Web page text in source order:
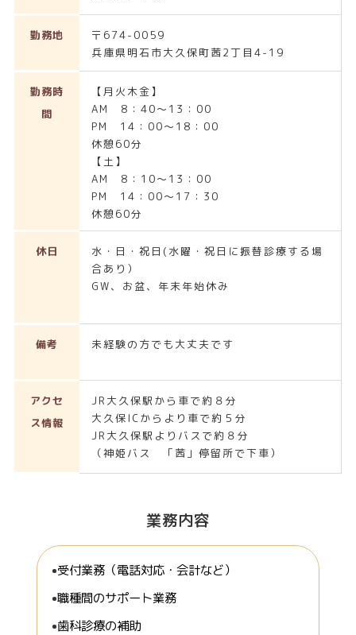
勤務地
〒674-0059
兵庫県明石市大久保町茜2丁目4-19
勤務時
間
【月火木金】
AM 8：40～13：00
PM 14：00～18：00
休憩60分
【土】
AM 8：10～13：00
PM 14：00～17：30
休憩60分
休日
水・日・祝日(水曜・祝日に振替診療する場
合あり）
GW、お盆、年末年始休み
備考 未経験の方でも大丈夫です
アクセ
ス情報
JR大久保駅から車で約８分
大久保ICからより車で約５分
JR大久保駅よりバスで約８分
（神姫バス 「茜」停留所で下車）
業務内容
受付業務（電話対応・会計など）
職種間のサポート業務
歯科診療の補助